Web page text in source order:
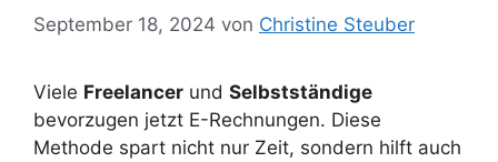
September 18, 2024 von Christine Steuber
Viele Freelancer und Selbstständige
bevorzugen jetzt E-Rechnungen. Diese
Methode spart nicht nur Zeit, sondern hilft auch